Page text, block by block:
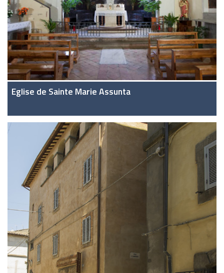
Eglise de Sainte Marie Assunta